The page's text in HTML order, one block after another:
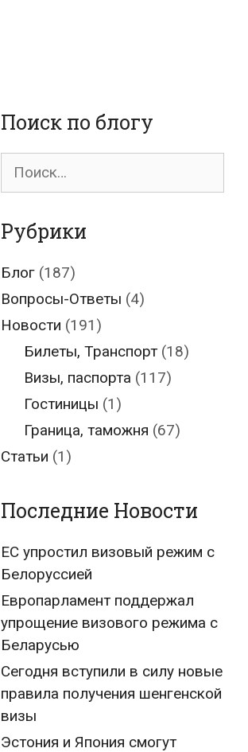
Поиск по блогу
Поиск
Рубрики
Блог (187)
Вопросы-Ответы (4)
Новости (191)
Билеты, Транспорт(18)
Визы, паспорта (117)
Гостиницы (1)
Граница, таможня (67)
Статьи (1)
Последние Новости
ЕС упростил визовый режим с
Белоруссией
Европарламент поддержал
упрощение визового режима с
Беларусью
Сегодня вступили в силу новые
правила получения шенгенской
визы
Эстония и Япония смогут